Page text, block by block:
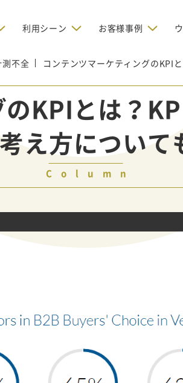
デジタルリクルーティング
クルーティン
利用シーン
合わせを増やしたい
ビナーの集客を増や
ケティングで成果を
ング広告で成果を上
BtoBのイン
新規開拓の
採用コスト
向け）
営業が疲弊
お客様事例
ウスの認知度向上と文
して効果的なメールマ
仕組みをMAで構築
営業の成果を最大
ルマーケティング
ルな事例に学ぶ
測不全 コンテンツマーケティングのKPI
KPIとは？
え方について
Column